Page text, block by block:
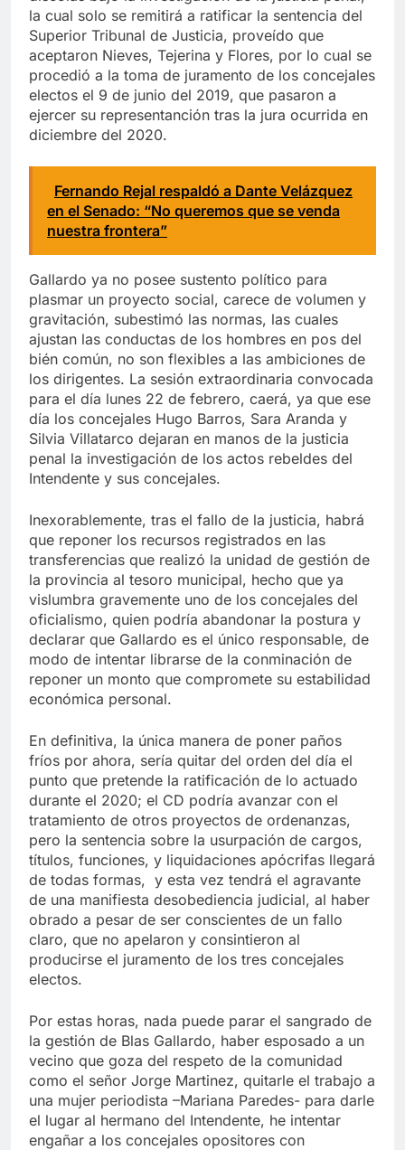
la cual solo se remitirá a ratificar la sentencia del
Superior Tribunal de Justicia, proveído que
aceptaron Nieves, Tejerina y Flores, por lo cual se
procedió a la toma de juramento de los concejales
electos el 9 de junio del 2019, que pasaron a
ejercer su representanción tras la jura ocurrida en
diciembre del 2020.
Fernando Rejal respaldó a Dante Velázquez
en el Senado: “No queremos que se venda
nuestra frontera”
Gallardo ya no posee sustento político para
plasmar un proyecto social, carece de volumen y
gravitación, subestimó las normas, las cuales
ajustan las conductas de los hombres en pos del
bién común, no son flexibles a las ambiciones de
los dirigentes. La sesión extraordinaria convocada
para el día lunes 22 de febrero, caerá, ya que ese
día los concejales Hugo Barros, Sara Aranda y
Silvia Villatarco dejaran en manos de la justicia
penal la investigación de los actos rebeldes del
Intendente y sus concejales.
Inexorablemente, tras el fallo de la justicia, habrá
que reponer los recursos registrados en las
transferencias que realizó la unidad de gestión de
la provincia al tesoro municipal, hecho que ya
vislumbra gravemente uno de los concejales del
oficialismo, quien podría abandonar la postura y
declarar que Gallardo es el único responsable, de
modo de intentar librarse de la conminación de
reponer un monto que compromete su estabilidad
económica personal.
En definitiva, la única manera de poner paños
fríos por ahora, sería quitar del orden del día el
punto que pretende la ratificación de lo actuado
durante el 2020; el CD podría avanzar con el
tratamiento de otros proyectos de ordenanzas,
pero la sentencia sobre la usurpación de cargos,
títulos, funciones, y liquidaciones apócrifas llegará
de todas formas, y esta vez tendrá el agravante
de una manifiesta desobediencia judicial, al haber
obrado a pesar de ser conscientes de un fallo
claro, que no apelaron y consintieron al
producirse el juramento de los tres concejales
electos.
Por estas horas, nada puede parar el sangrado de
la gestión de Blas Gallardo, haber esposado a un
vecino que goza del respeto de la comunidad
como el señor Jorge Martinez, quitarle el trabajo a
una mujer periodista –Mariana Paredes- para darle
el lugar al hermano del Intendente, he intentar
engañar a los concejales opositores con